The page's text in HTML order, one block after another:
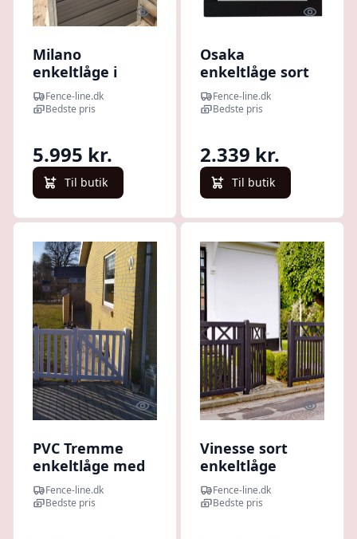
Quick look
Milano
enkeltlåge i
komposit inkl.
stolper 97cm i
135cm
Højrehængt
Fence-line.dk
Bedste pris
5.995 kr.
Til butik
Quick
Osaka
enkeltlåge sort
100x93cm (BxH)
Fence-line.dk
Bedste pris
2.339 kr.
Til butik
Quick look
PVC Tremme
enkeltlåge med
brede stave i
100x100cm (BxH)
Fence-line.dk
Bedste pris
Quick
Vinesse sort
enkeltlåge
100x98cm
Fence-line.dk
Bedste pris